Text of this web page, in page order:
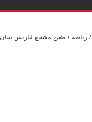
/ رياضة / طعن مشجع لباريس سان